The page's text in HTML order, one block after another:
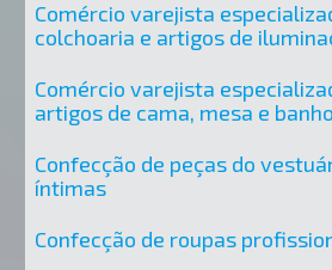
Comércio varejista
colchoaria e artigos de
Comércio varejista
artigos de cama, mesa e banho
Confecção de peças do
íntimas
Confecção de roupas